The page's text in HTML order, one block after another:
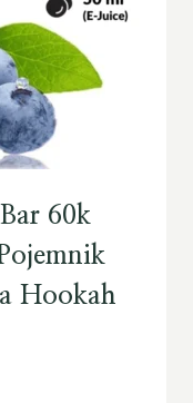
60k
Hookah